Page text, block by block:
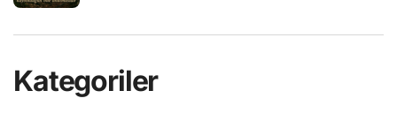
Kategoriler